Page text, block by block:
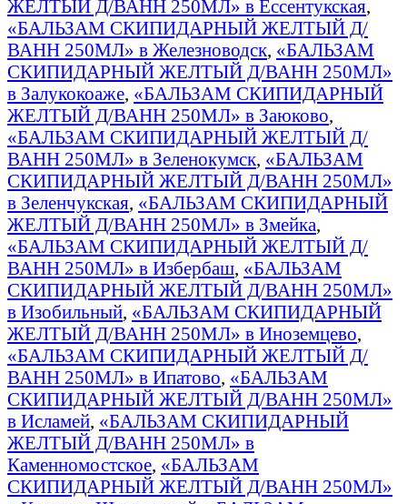
ЖЕЛТЫЙ Д/ВАНН 250МЛ» в Ессентукская,
«БАЛЬЗАМ СКИПИДАРНЫЙ ЖЕЛТЫЙ Д/
ВАНН 250МЛ» в Железноводск, «БАЛЬЗАМ
СКИПИДАРНЫЙ ЖЕЛТЫЙ Д/ВАНН 250МЛ»
в Залукокоаже, «БАЛЬЗАМ СКИПИДАРНЫЙ
ЖЕЛТЫЙ Д/ВАНН 250МЛ» в Заюково,
«БАЛЬЗАМ СКИПИДАРНЫЙ ЖЕЛТЫЙ Д/
ВАНН 250МЛ» в Зеленокумск, «БАЛЬЗАМ
СКИПИДАРНЫЙ ЖЕЛТЫЙ Д/ВАНН 250МЛ»
в Зеленчукская, «БАЛЬЗАМ СКИПИДАРНЫЙ
ЖЕЛТЫЙ Д/ВАНН 250МЛ» в Змейка,
«БАЛЬЗАМ СКИПИДАРНЫЙ ЖЕЛТЫЙ Д/
ВАНН 250МЛ» в Избербаш, «БАЛЬЗАМ
СКИПИДАРНЫЙ ЖЕЛТЫЙ Д/ВАНН 250МЛ»
в Изобильный, «БАЛЬЗАМ СКИПИДАРНЫЙ
ЖЕЛТЫЙ Д/ВАНН 250МЛ» в Иноземцево,
«БАЛЬЗАМ СКИПИДАРНЫЙ ЖЕЛТЫЙ Д/
ВАНН 250МЛ» в Ипатово, «БАЛЬЗАМ
СКИПИДАРНЫЙ ЖЕЛТЫЙ Д/ВАНН 250МЛ»
в Исламей, «БАЛЬЗАМ СКИПИДАРНЫЙ
ЖЕЛТЫЙ Д/ВАНН 250МЛ» в
Каменномостское, «БАЛЬЗАМ
СКИПИДАРНЫЙ ЖЕЛТЫЙ Д/ВАНН 250МЛ»